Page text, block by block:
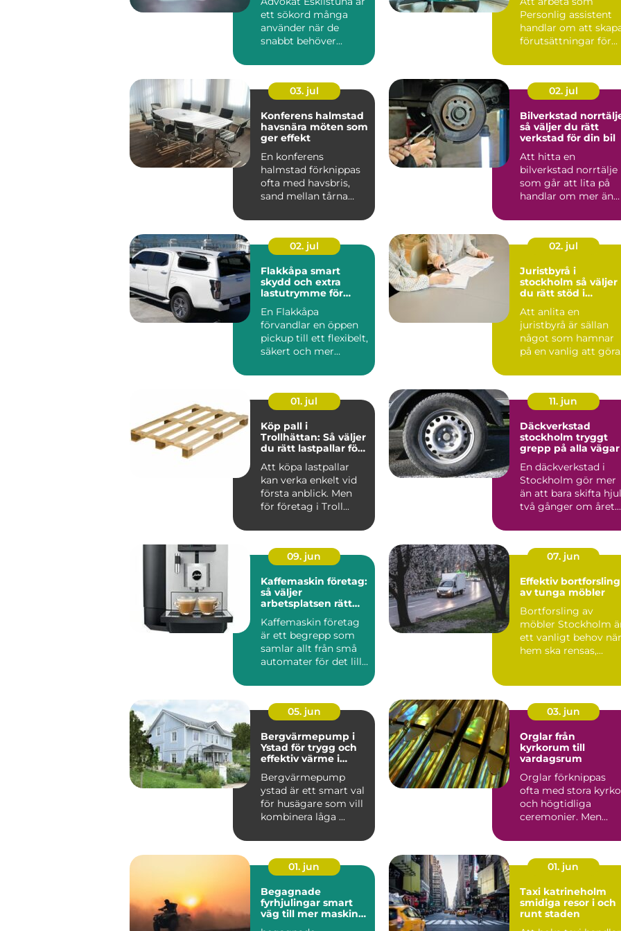
ett sökord många
använder när de
snabbt behöver...
Personlig assistent
handlar om att
förutsättningar för
vä...
03. jul
Konferens halmstad
havsnära möten som
ger effekt
En konferens
halmstad förknippas
ofta med havsbris,
sand mellan tårna
landskap bara m...
02. jul
Bilverkstad
så väljer du rätt
verkstad för din bil
Att hitta en
bilverkstad norrtälje
som går att lita på
handlar om mer än
För m...
02. jul
Flakkåpa smart
skydd och extra
lastutrymme för
En Flakkåpa
förvandlar en öppen
pickup till ett flexibelt,
säkert och mer
transportfordon...
02. jul
Juristbyrå i
stockholm så väljer
du rätt stöd i
Att anlita en
juristbyrå är sällan
något som hamnar
på en vanlig att
sam...
01. jul
Köp pall i
Trollhättan: Så väljer
du rätt lastpallar för
Att köpa lastpallar
kan verka enkelt vid
första anblick. Men
för företag i Troll...
11. jun
Däckverkstad
stockholm tryggt
grepp på alla vägar
En däckverkstad i
Stockholm gör mer
än att bara skifta hjul
två gånger om året.
09. jun
Kaffemaskin företag:
så väljer
arbetsplatsen rätt
Kaffemaskin företag
är ett begrepp som
samlar allt från små
automater för det lilla
07. jun
Effektiv bortforsling
av tunga möbler
Bortforsling av
möbler Stockholm
ett vanligt behov när
hem ska rensas,
05. jun
Bergvärmepump i
Ystad för trygg och
effektiv värme i
Bergvärmepump
ystad är ett smart val
för husägare som vill
kombinera låga ...
03. jun
Orglar från
kyrkorum till
vardagsrum
Orglar förknippas
ofta med stora
och högtidliga
ceremonier. Men
betydlig...
01. jun
Begagnade
fyrhjulingar smart
väg till mer maskin
01. jun
Taxi katrineholm
smidiga resor i och
runt staden